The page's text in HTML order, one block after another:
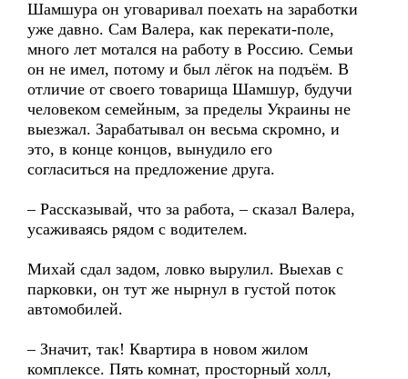
Шамшура он уговаривал поехать на заработки
уже давно. Сам Валера, как перекати-поле,
много лет мотался на работу в Россию. Семьи
он не имел, потому и был лёгок на подъём. В
отличие от своего товарища Шамшур, будучи
человеком семейным, за пределы Украины не
выезжал. Зарабатывал он весьма скромно, и
это, в конце концов, вынудило его
согласиться на предложение друга.
– Рассказывай, что за работа, – сказал Валера,
усаживаясь рядом с водителем.
Михай сдал задом, ловко вырулил. Выехав с
парковки, он тут же нырнул в густой поток
автомобилей.
– Значит, так! Квартира в новом жилом
комплексе. Пять комнат, просторный холл,